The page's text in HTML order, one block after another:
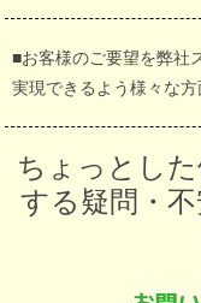
■お客様のご要望を弊社
実現できるよう様々な
ちょっとし
する疑問・